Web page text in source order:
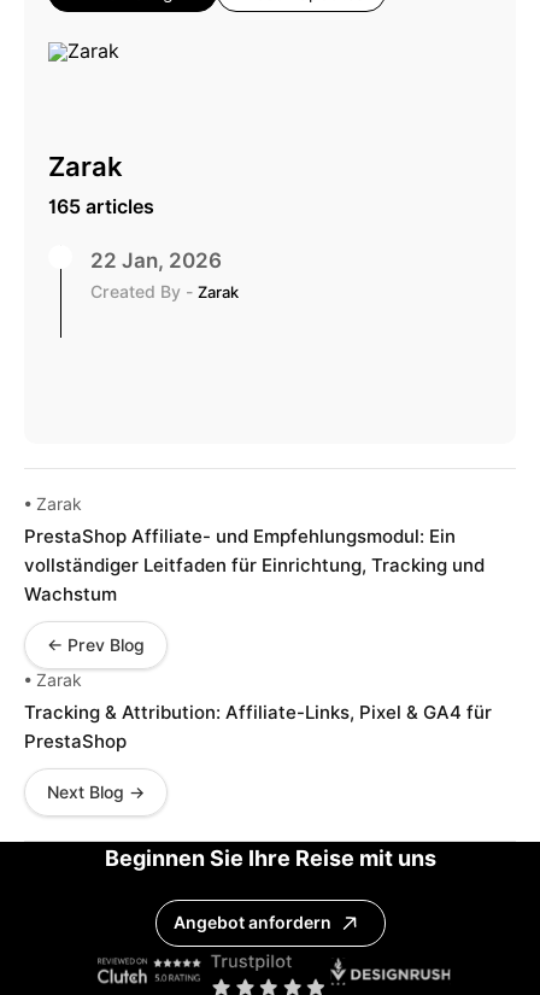
Zarak
165 articles
22 Jan, 2026
Created By - Zarak
• Zarak
PrestaShop Affiliate- und Empfehlungsmodul: Ein
vollständiger Leitfaden für Einrichtung, Tracking und
Wachstum
← Prev Blog
• Zarak
Tracking & Attribution: Affiliate-Links, Pixel & GA4 für
PrestaShop
Next Blog →
Beginnen Sie Ihre Reise mit uns
Angebot anfordern